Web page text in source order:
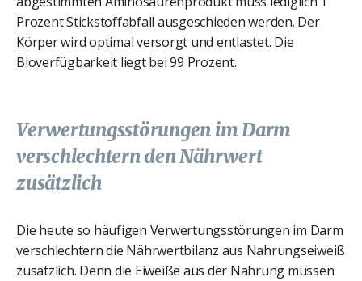
Prozent Stickstoffabfall ausgeschieden werden. Der
Körper wird optimal versorgt und entlastet. Die
Bioverfügbarkeit liegt bei 99 Prozent.
Verwertungsstörungen im Darm
verschlechtern den Nährwert
zusätzlich
Die heute so häufigen Verwertungsstörungen im Darm
verschlechtern die Nährwertbilanz aus Nahrungseiweiß
zusätzlich. Denn die Eiweiße aus der Nahrung müssen